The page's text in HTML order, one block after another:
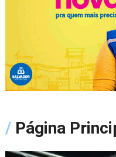
/ Página